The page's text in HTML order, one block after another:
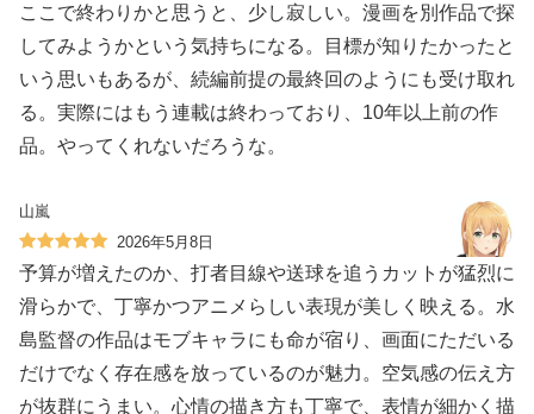
ここで終わりかと思うと、少し寂しい。漫画を別作品で探
してみようかという気持ちになる。目標が知りたかったと
いう思いもあるが、続編前提の最終回のようにも受け取れ
る。実際にはもう連載は終わっており、10年以上前の作
品。やってくれないだろうな。
山嵐
2026年5月8日
予算が増えたのか、打者目線や送球を追うカットが猛烈に
滑らかで、丁寧かつアニメらしい表現が美しく映える。水
島監督の作品はモブキャラにも命が宿り、画面にただいる
だけでなく存在感を放っているのが魅力。空気感の伝え方
が抜群にうまい。心情の描き方も丁寧で、表情が細かく描